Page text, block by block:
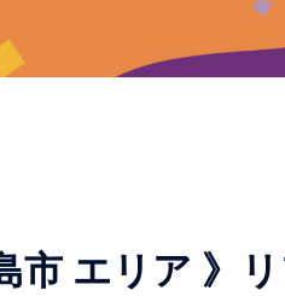
市 エリア 》